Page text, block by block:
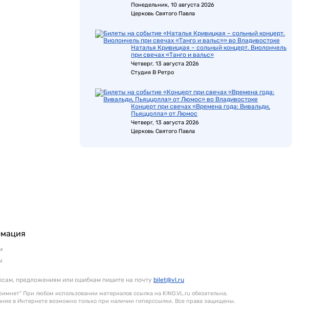
Понедельник, 10 августа 2026
Церковь Святого Павла
Наталья Кривицкая – сольный концерт. Виолончель
при свечах «Танго и вальс»
Четверг, 13 августа 2026
Студия В Ретро
Концерт при свечах «Времена года: Вивальди,
Пьяццолла» от Люмос
Четверг, 13 августа 2026
Церковь Святого Павла
предложениям или ошибкам пишите на почту bilet@vl.ru
При любом использовании материалов ссылка на KINO.VL.ru обязательна.
в Интернете возможно только при наличии гиперссылки. Все права защищены.